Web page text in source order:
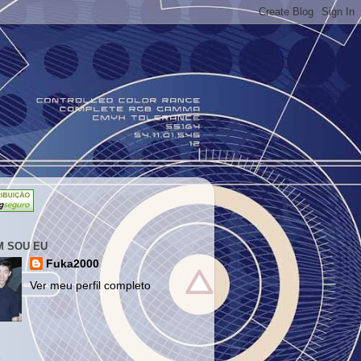
SOU EU
Fuka2000
Ver meu perfil completo